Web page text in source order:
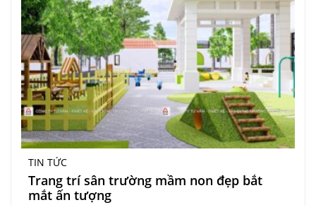
TIN TỨC
Trang trí sân trường mầm non đẹp bắt
mắt ấn tượng